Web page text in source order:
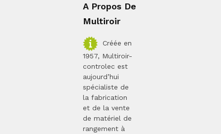
A Propos De
Multiroir
Créée en
1957, Multiroir-
controlec est
aujourd’hui
spécialiste de
la fabrication
et de la vente
de matériel de
rangement à